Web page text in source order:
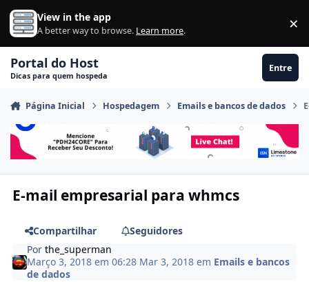
Ir para conteúdo
View in the app
A better way to browse. Learn more. ×
Portal do Host
Dicas para quem hospeda
Entre
Página Inicial Hospedagem Emails e bancos de dados
E-mail empresarial para whmcs
Compartilhar
Seguidores
Porthe_superman
Março 3, 2018 em 06:28 Mar 3, 2018 em Emails e bancos
de dados